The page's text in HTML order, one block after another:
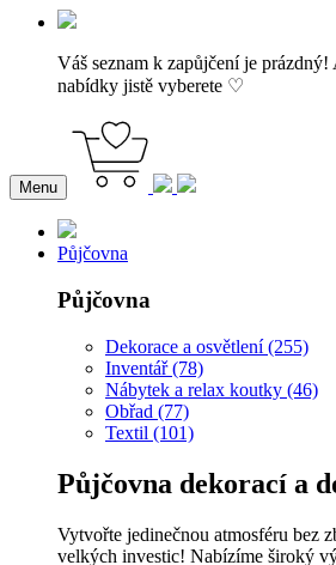
Váš seznam k zapůjčení je prázdný!
nabídky jistě vyberete ♡
Menu
Půjčovna
Půjčovna
Dekorace a osvětlení (255)
Inventář (78)
Nábytek a relax koutky (46)
Obřad (77)
Textil (101)
Půjčovna dekorací a
Vytvořte jedinečnou atmosféru bez
velkých investic! Nabízíme široký